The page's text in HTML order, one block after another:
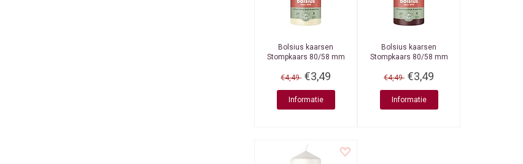
Bolsius kaarsen
Stompkaars 80/58 mm
€4,49 €3,49
Informatie
Bolsius kaarsen
Stompkaars 80/58 mm
€4,49 €3,49
Informatie